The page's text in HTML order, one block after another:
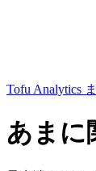
Tofu Analytics
あまに